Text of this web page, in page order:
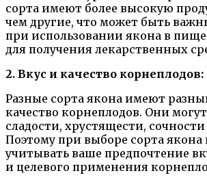
сорта имеют более высокую
чем другие, что может быть
при использовании якона в
для получения лекарственных
2. Вкус и качество корнеплодов:
Разные сорта якона имеют
качество корнеплодов. Они
сладости, хрустящести,
Поэтому при выборе сорта
учитывать ваше предпочтение
и целевого применения